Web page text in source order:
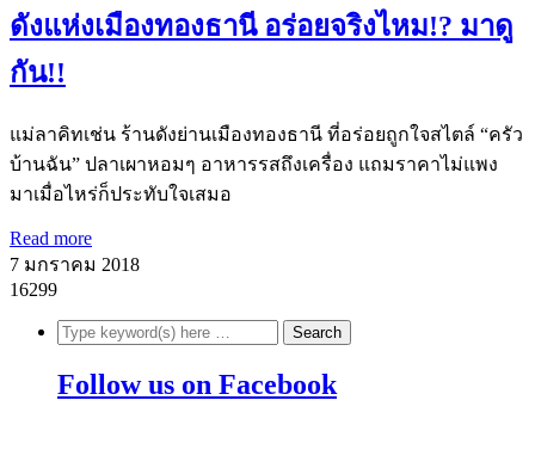
ดังแห่งเมืองทองธานี อร่อยจริงไหม!? มาดู
กัน!!
แม่ลาคิทเช่น ร้านดังย่านเมืองทองธานี ที่อร่อยถูกใจสไตล์ “ครัว
บ้านฉัน” ปลาเผาหอมๆ อาหารรสถึงเครื่อง แถมราคาไม่แพง
มาเมื่อไหร่ก็ประทับใจเสมอ
Read more
7 มกราคม 2018
16299
Follow us on Facebook